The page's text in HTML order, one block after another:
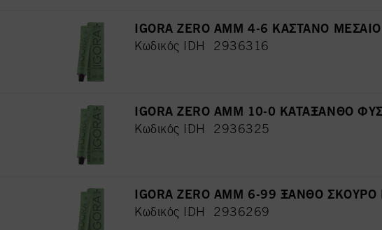
IGORA ZERO AMM 4-6 ΚΑΣΤΑΝΟ
Κωδικός IDH 2936316
IGORA ZERO AMM 10-0 ΚΑΤΑΞΑΝΘΟ
Κωδικός IDH 2936325
IGORA ZERO AMM 6-99 ΞΑΝΘΟ
Κωδικός IDH 2936269